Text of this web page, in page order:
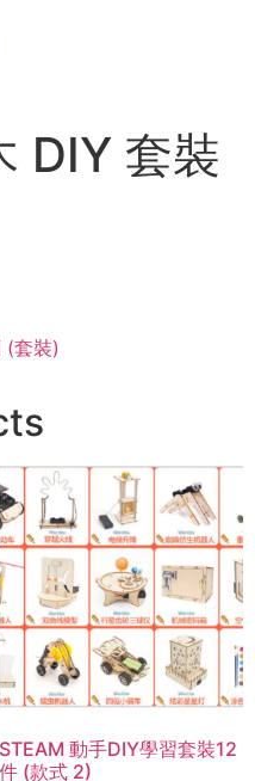
DIY 套裝
(套裝)
STEAM 動手DIY學習套裝12
件 (款式 2)